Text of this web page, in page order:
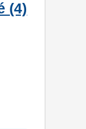
(4)